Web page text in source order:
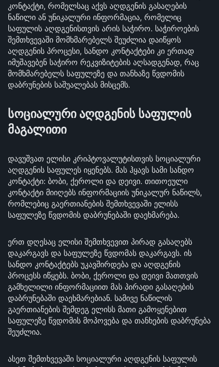
კონტაქტი, რომელსაც აქვს აღდგენის გასაღების
ნაწილი ან უნიკალური ინფორმაცია, რომელიც
საფულის აღდგენისთვის არის საჭირო. საჭიროების
შემთხვევაში მომხმარებელს შეუძლია დაიწყოს
აღდგენის პროცესი, სანდო კონტაქტები კი ერთად
იმუშავებენ საჭირო რეკვიზიტების აღსადგენად, რაც
მომხმარებელს საფულეზე და თანხაზე წვდომის
დაბრუნების საშუალებას მისცემს.
სოციალური აღდგენის საფულის
მაგალითი
დავუშვათ ელისი კრიპტოვალუტისთვის სოციალური
აღდგენის საფულეს იყენებს. მას ჰყავს სამი სანდო
კონტაქტი: ბობი, ქეროლი და დეივი. თითოეული
კონტაქტი მიიღებს ინფორმაციის უნიკალურ ნაწილს,
რომლებიც გაერთიანების შემთხვევაში ელისს
საფულეზე წვდომის დაბრუნებაში დაეხმარება.
ერთ დღესაც ელისი შემთხვევით პირად გასაღებს
დაკარგავს და საფულეზე წვდომას დაკარგავს. ის
სანდო კონტაქტებს უკავშირდება და აღდგენის
პროცესს იწყებს. ბობი, ქეროლი და დეივი მათთვის
გამხელილი ინფორმაციით მას პირადი გასაღების
დაბრუნებაში დაეხმარებიან. სამივე ნაწილის
გაერთიანების შემდეგ ელისს მათი გამოყენებით
საფულეზე წვდომის მოპოვება და თანხების დაბრუნება
შეუძლია.
ასეთ შემთხვევაში სოციალური აღდგენის საფულის